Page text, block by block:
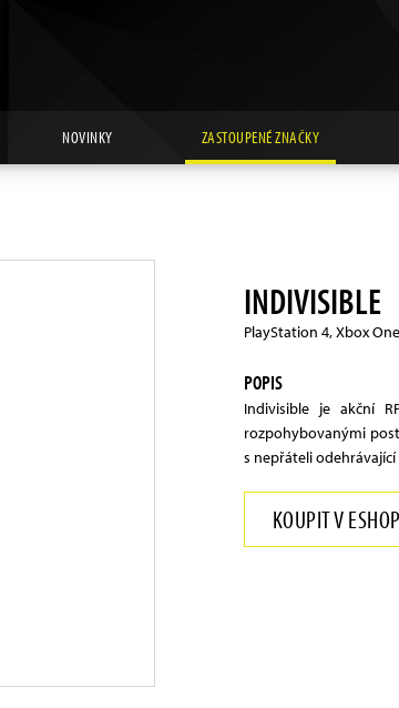
NOVINKY ZASTOUPENÉ ZNAČKY
INDIVISIBLE
PlayStation 4, Xbox
POPIS
Indivisible je akční
rozpohybovanými
s nepřáteli odehrávající
KOUPIT V